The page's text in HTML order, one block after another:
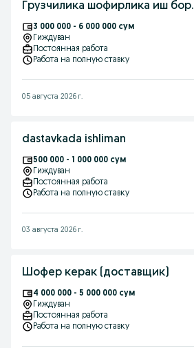
Грузчилика шофирлика иш бор.
3 000 000 - 6 000 000 сум
Гиждуван
Постоянная работа
Работа на полную ставку
05 августа 2026 г.
dastavkada ishliman
500 000 - 1 000 000 сум
Гиждуван
Постоянная работа
Работа на полную ставку
03 августа 2026 г.
Шофер керак (доставщик)
4 000 000 - 5 000 000 сум
Гиждуван
Постоянная работа
Работа на полную ставку